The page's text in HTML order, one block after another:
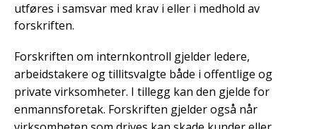
utføres i samsvar med krav i eller i medhold av
forskriften.
Forskriften om internkontroll gjelder ledere,
arbeidstakere og tillitsvalgte både i offentlige og
private virksomheter. I tillegg kan den gjelde for
enmannsforetak. Forskriften gjelder også når